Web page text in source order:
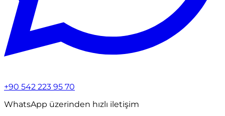
+90 542 223 95 70
WhatsApp üzerinden hızlı iletişim